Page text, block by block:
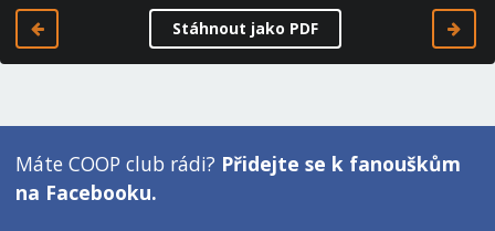
Stáhnout jako PDF
Máte COOP club rádi? Přidejte se k fanouškům
na Facebooku.